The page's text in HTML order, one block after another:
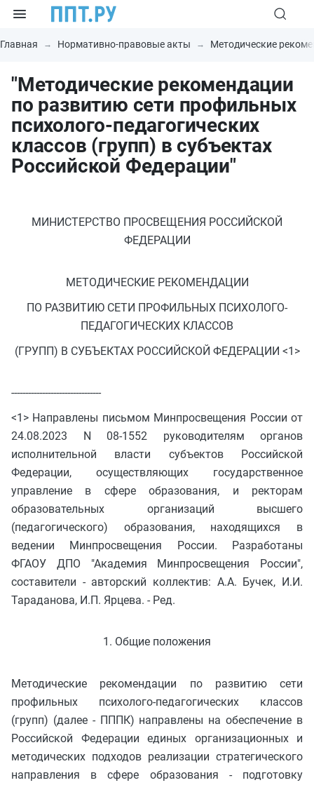
Главная Нормативно-правовые акты Методические
"Методические рекомендации
по развитию сети профильных
психолого-педагогических
классов (групп) в субъектах
Российской Федерации"
МИНИСТЕРСТВО ПРОСВЕЩЕНИЯ РОССИЙСКОЙ
ФЕДЕРАЦИИ
МЕТОДИЧЕСКИЕ РЕКОМЕНДАЦИИ
ПО РАЗВИТИЮ СЕТИ ПРОФИЛЬНЫХ ПСИХОЛОГО-
ПЕДАГОГИЧЕСКИХ КЛАССОВ
(ГРУПП) В СУБЪЕКТАХ РОССИЙСКОЙ ФЕДЕРАЦИИ <1>
--------------------------------
<1> Направлены письмом Минпросвещения России от
24.08.2023 N 08-1552 руководителям органов
исполнительной власти субъектов Российской
Федерации, осуществляющих государственное
управление в сфере образования, и ректорам
образовательных организаций высшего
(педагогического) образования, находящихся в
ведении Минпросвещения России. Разработаны
ФГАОУ ДПО "Академия Минпросвещения России",
составители - авторский коллектив: А.А. Бучек, И.И.
Тараданова, И.П. Ярцева. - Ред.
1. Общие положения
Методические рекомендации по развитию сети
профильных психолого-педагогических классов
(групп) (далее - ПППК) направлены на обеспечение в
Российской Федерации единых организационных и
методических подходов реализации стратегического
направления в сфере образования - подготовку